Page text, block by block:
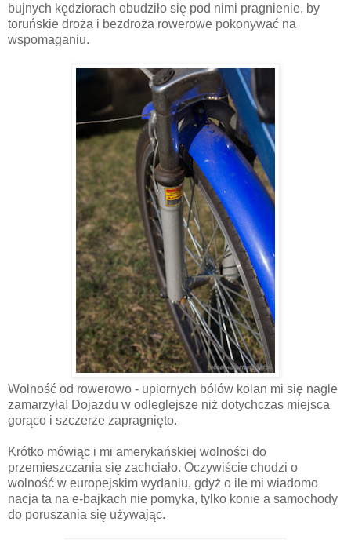
bujnych kędziorach obudziło się pod nimi pragnienie, by
toruńskie droża i bezdroża rowerowe pokonywać na
wspomaganiu.
Wolność od rowerowo - upiornych bólów kolan mi się nagle
zamarzyła! Dojazdu w odleglejsze niż dotychczas miejsca
gorąco i szczerze zapragnięto.
Krótko mówiąc i mi amerykańskiej wolności do
przemieszczania się zachciało. Oczywiście chodzi o
wolność w europejskim wydaniu, gdyż o ile mi wiadomo
nacja ta na e-bajkach nie pomyka, tylko konie a samochody
do poruszania się używając.